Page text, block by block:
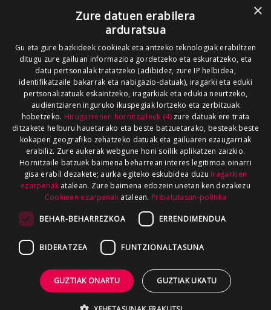
×
Zure datuen erabilera
arduratsua
Gu eta gure bazkideek cookieak eta antzeko teknologiak erabiltzen
ditugu zure gailuan informazioa gordetzeko eta eskuratzeko, eta
datu pertsonalak tratatzeko (adibidez, zure IP helbidea,
identifikatzaile bakarrak eta nabigazio-datuak), iragarki eta eduki
pertsonalizatuak eskaintzeko, iragarkiak eta edukia neurtzeko,
audientziaren inguruko ikuspegiak lortzeko eta zerbitzuak
hobetzeko. Hirugarrenen hornitzaileek (4)zure datuak ere trata
ditzakete helburu hauetarako eta beste batzuetarako, besteak beste
kokapen geografiko zehatzeko datuak eta gailuaren ezaugarriak
erabiliz. Zure aukerak webgune honi soilik aplikatzen zaizkio.
Hornitzaile batzuek baimena beharrean interes legitimoa oinarri
gisa erabil dezakete; aurka egiteko eskubidea duzu Iragarkien
ezarpenakatalean. Zure baimena edozein unetan ken dezakezu
Cookieen ezarpenak atalean. Pribatutasun-politika
BEHAR-BEHARREZKOA ERRENDIMENDUA
BIDERATZEA FUNTZIONALTASUNA
GUZTIAK ONARTU GUZTIAK UKATU